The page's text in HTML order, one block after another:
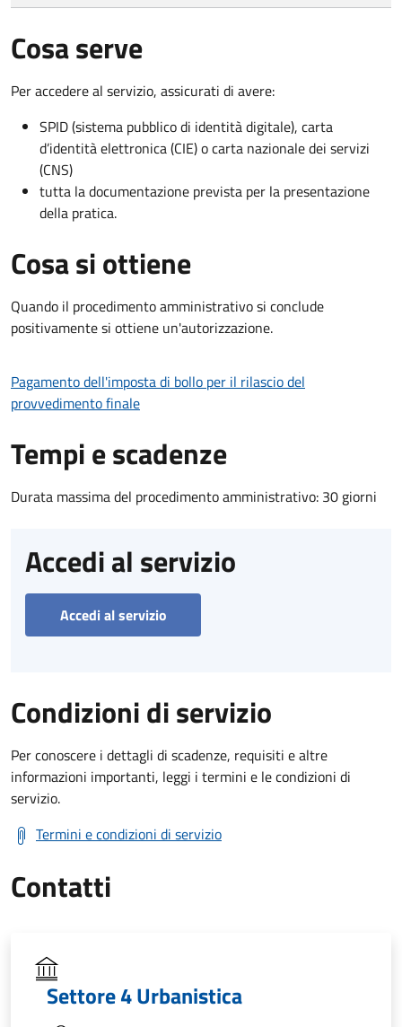
Cosa serve
Per accedere al servizio, assicurati di avere:
SPID (sistema pubblico di identità digitale), carta
d’identità elettronica (CIE) o carta nazionale dei servizi
(CNS)
tutta la documentazione prevista per la presentazione
della pratica.
Cosa si ottiene
Quando il procedimento amministrativo si conclude
positivamente si ottiene un'autorizzazione.
Pagamento dell'imposta di bollo per il rilascio del
provvedimento finale
Tempi e scadenze
Durata massima del procedimento amministrativo: 30 giorni
Accedi al servizio
Accedi al servizio
Condizioni di servizio
Per conoscere i dettagli di scadenze, requisiti e altre
informazioni importanti, leggi i termini e le condizioni di
servizio.
Termini e condizioni di servizio
Contatti
Settore 4 Urbanistica